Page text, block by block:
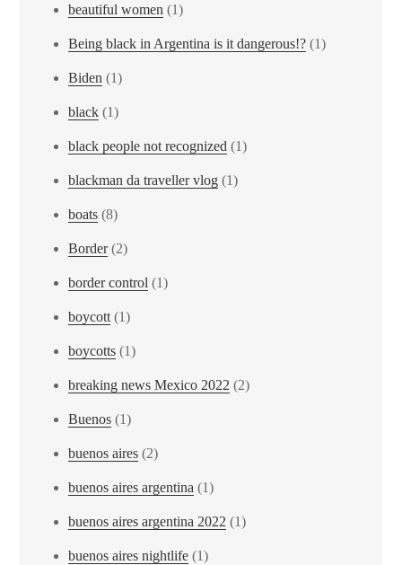
beautiful women (1)
Being black in Argentina is it dangerous!? (1)
Biden (1)
black (1)
black people not recognized (1)
blackman da traveller vlog (1)
boats (8)
Border(2)
border control (1)
boycott(1)
boycotts (1)
breaking news Mexico 2022 (2)
Buenos (1)
buenos aires (2)
buenos aires argentina (1)
buenos aires argentina 2022 (1)
buenos aires nightlife (1)